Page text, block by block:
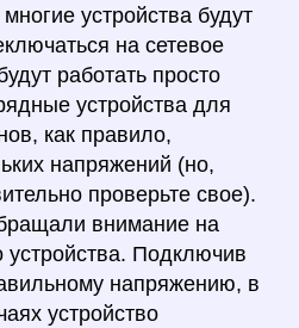
устройства будут
на сетевое
работать просто
устройства для
как правило,
напряжений (но,
проверьте свое).
внимание на
Подключив
напряжению, в
устройство